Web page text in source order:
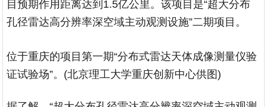
目预期作用距离达到1.5亿公里。该项目是“超大分布
孔径雷达高分辨率深空域主动观测设施”二期项目。
位于重庆的项目第一期“分布式雷达天体成像测量仪验
证试验场”。(北京理工大学重庆创新中心供图)